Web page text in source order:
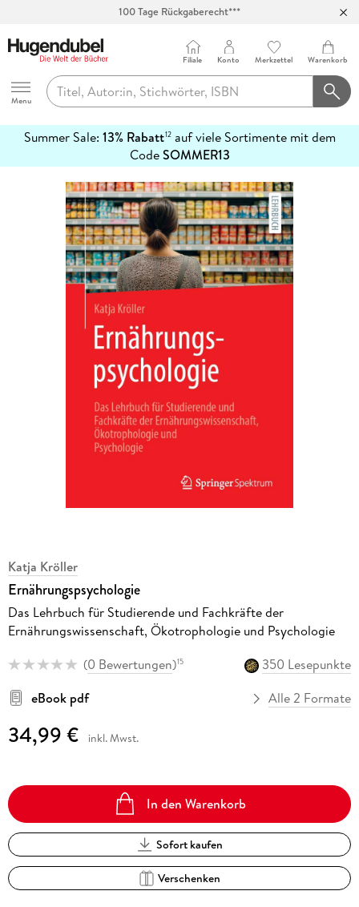
100 Tage Rückgaberecht***
Hugendubel
Menu
Filiale Konto Merkzettel Warenkorb
Summer Sale: 13% Rabatt12auf viele Sortimente mit dem
CodeSOMMER13
erfahren
Katja Kröller
Ernährungspsychologie
Das Lehrbuch für Studierende und Fachkräfte der
Ernährungswissenschaft, Ökotrophologie und Psychologie
(0 Bewertungen)15
350 Lesepunkte
eBook pdf
Alle 2 Formate
34,99 € inkl. Mwst.
In den Warenkorb
Sofort kaufen
Verschenken